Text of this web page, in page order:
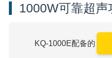
1000W可靠超声
KQ-1000E配备的